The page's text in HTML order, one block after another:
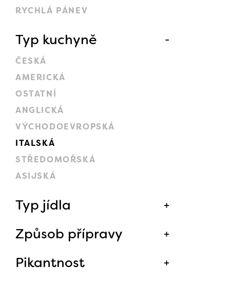
RYCHLÁ PÁNEV
Typ kuchyně
ČESKÁ
AMERICKÁ
OSTATNÍ
ANGLICKÁ
VÝCHODOEVROPSKÁ
ITALSKÁ
STŘEDOMOŘSKÁ
ASIJSKÁ
Typ jídla
Způsob přípravy
Pikantnost